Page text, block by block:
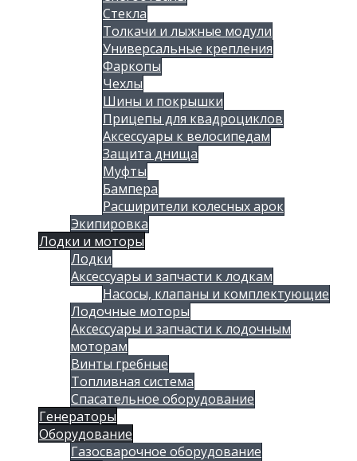
Стекла
Толкачи и лыжные модули
Универсальные крепления
Фаркопы
Чехлы
Шины и покрышки
Прицепы для квадроциклов
Аксессуары к велосипедам
Защита днища
Муфты
Бампера
Расширители колесных арок
Экипировка
Лодки и моторы
Лодки
Аксессуары и запчасти к лодкам
Насосы, клапаны и комплектующие
Лодочные моторы
Аксессуары и запчасти к лодочным
моторам
Винты гребные
Топливная система
Спасательное оборудование
Генераторы
Оборудование
Газосварочное оборудование